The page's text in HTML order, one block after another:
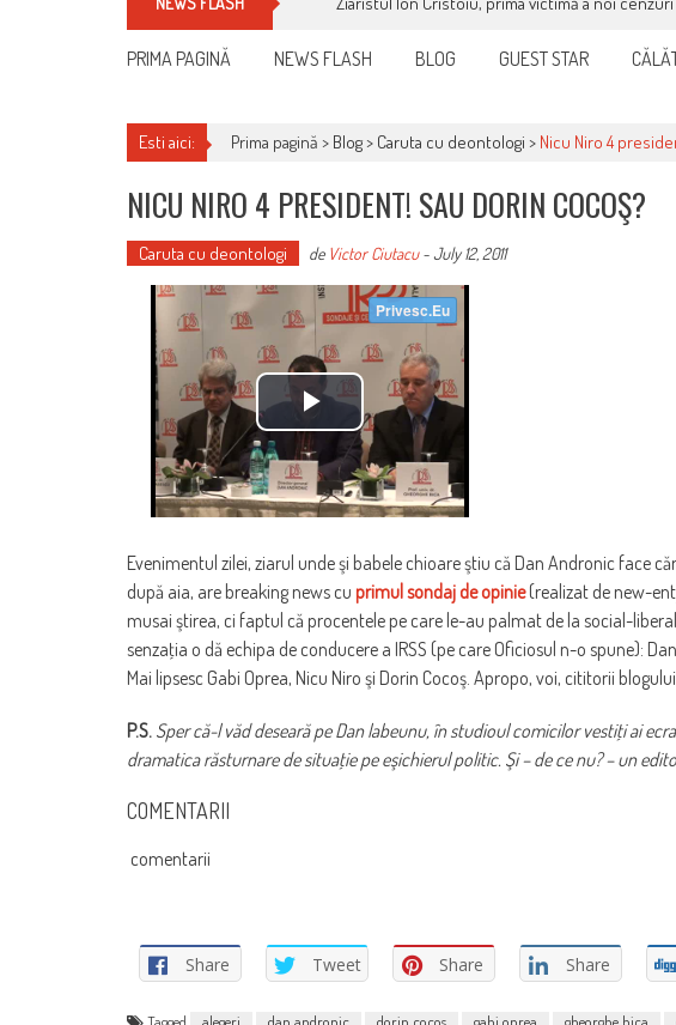
PRIMA PAGINĂ NEWS FLASH BLOG GUEST STAR
Esti aici: Prima pagină > Blog> Caruta cu deontologi > Nicu Niro 4
NICU NIRO 4 PRESIDENT! SAU DORIN COCOŞ?
Caruta cu deontologi de Victor Ciutacu-July 12, 2011
Evenimentul zilei, ziarul unde şi babele chioare ştiu că Dan Andronic face
după aia, are breaking news cu primul sondaj de opinie(realizat de new-
musai ştirea, ci faptul că procentele pe care le-au palmat de la social-
senzaţia o dă echipa de conducere a IRSS (pe care Oficiosul n-o spune):
Mai lipsesc Gabi Oprea, Nicu Niro şi Dorin Cocoş. Apropo, voi, cititorii
P.S. Sper că-l văd deseară pe Dan labeunu, în studioul comicilor vestiţi ai
dramatica răsturnare de situaţie pe eşichierul politic. Şi – de ce nu? – un
COMENTARII
comentarii
Share Tweet Share Share